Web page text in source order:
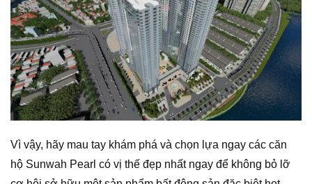
Vì vậy, hãy mau tay khám phá và chọn lựa ngay các căn
hộ Sunwah Pearl có vị thế đẹp nhất ngay để không bỏ lỡ